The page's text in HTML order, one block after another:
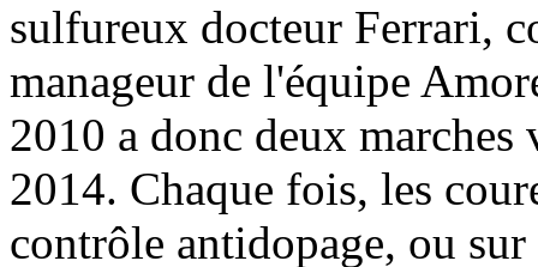
sulfureux docteur Ferrari,
manageur de l'équipe
2010 a donc deux
2014. Chaque fois, les
contrôle antidopage, ou